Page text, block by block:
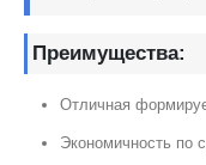
Преимущества:
Отличная
Экономичность по